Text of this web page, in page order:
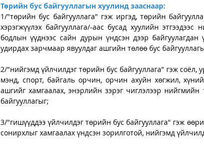
Төрийн бус байгууллагын хуулинд зааснаар:
1/"төрийн бус байгууллага" гэж иргэд, төрийн
хэрэгжүүлэх байгууллага/-аас бусад хуулийн
бодлын үүднээс сайн дурын үндсэн дээр байгуулагдан
удирдах зарчмаар явуулдаг ашгийн төлөө бус
2/"нийгэмд үйлчилдэг төрийн бус байгууллага" гэж соёл,
мэнд, спорт, байгаль орчин, орчин ахуйн хөгжил,
ашгийг хамгаалах, энэрлийн зэрэг чиглэлээр
байгууллагыг;
3/"гишүүддээ үйлчилдэг төрийн бус байгууллага" гэж
сонирхлыг хамгаалах үндсэн зорилготой, нийгэмд